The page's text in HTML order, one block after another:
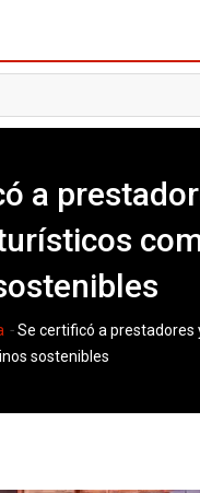
a
-Se certificó a prestadores
sostenibles